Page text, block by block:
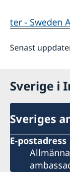
ter - Sweden
Senast
Sverige i
Sveriges
E-postadress